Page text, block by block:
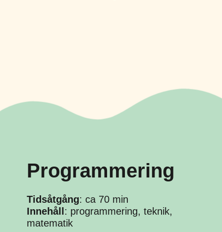
Programmering
Tidsåtgång: ca 70 min
Innehåll : programmering, teknik,
matematik